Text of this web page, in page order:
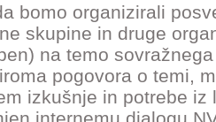
bomo organizirali
skupine in druge
na temo
pogovora o temi,
izkušnje in potrebe iz
internemu dialogu